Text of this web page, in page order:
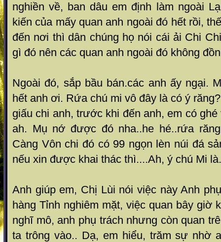
nghiền về, ban dâu em định làm ngoài
kiến của mấy quan anh ngoài đó hết rồi,
đến nơi thì dân chúng họ nói cái ải Chi
gì đó nên các quan anh ngoài đó không
Ngoài đó, sắp bầu bán.các anh ấy ngại.
hết anh ơi. Rứa chú mi vô đây là có ý
giấu chi anh, trước khi đến anh, em có
ah. Mụ nớ được đó nha..he hé..rứa
Càng Vôn chi đó có 99 ngọn lèn núi đá
nếu xin được khai thác thì....Ah, ý chú Mi
Anh giúp em, Chị Lùi nói việc này Anh
hàng Tỉnh nghiêm mặt, việc quan bây giờ
nghĩ mô, anh phụ trách nhưng còn quan
ta trông vào.. Dạ, em hiểu, trăm sự nhờ